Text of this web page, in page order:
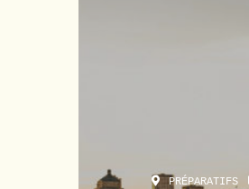
PRÉPARATIFS